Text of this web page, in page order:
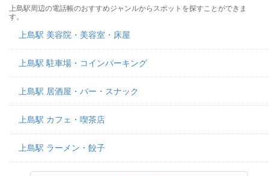
上島駅周辺の電話帳のおすすめジャンルからスポットを探すことができま
す。
上島駅 美容院・美容室・床屋
上島駅 駐車場・コインパーキング
上島駅 居酒屋・バー・スナック
上島駅 カフェ・喫茶店
上島駅 ラーメン・餃子